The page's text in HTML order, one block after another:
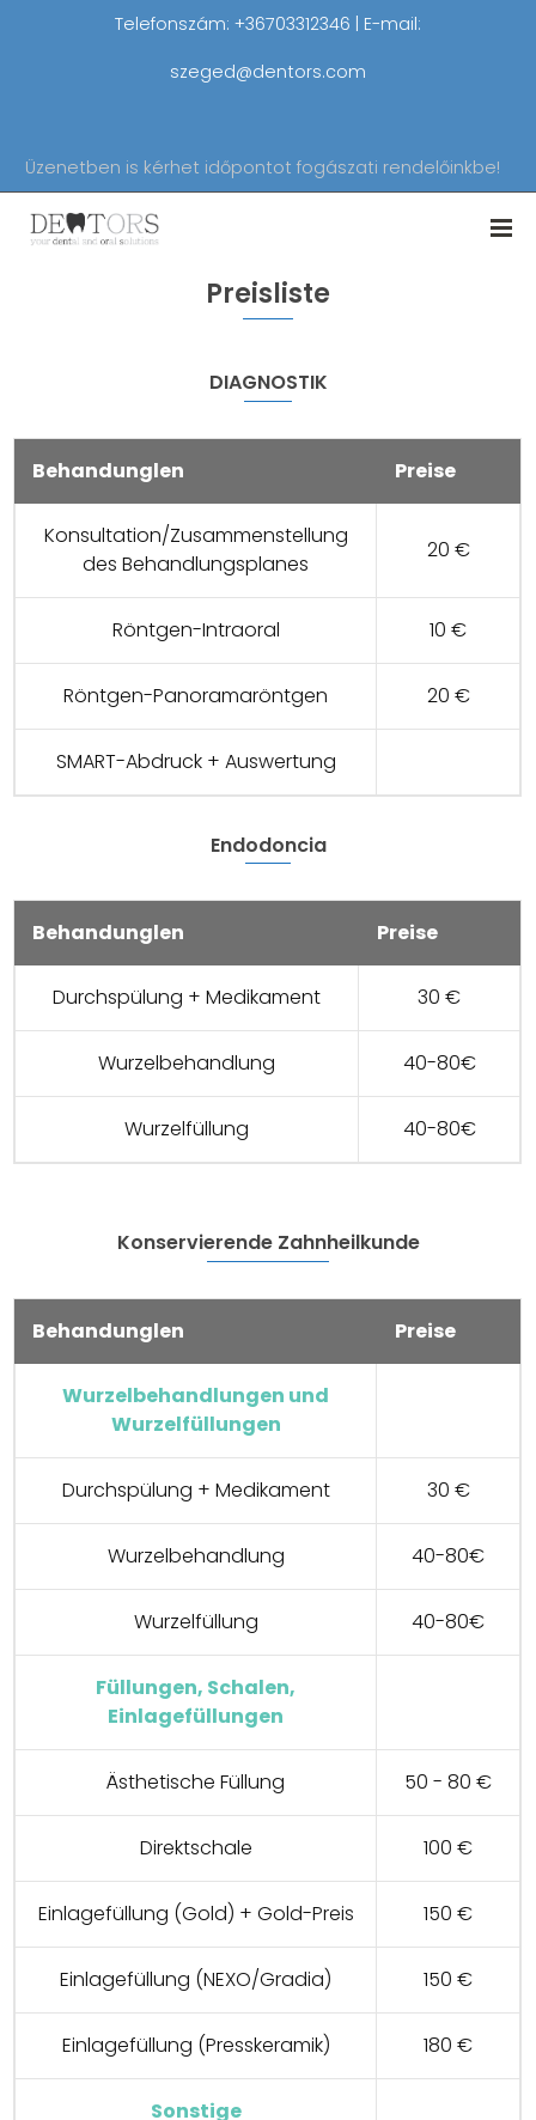
Telefonszám: +36703312346 | E-mail:
szeged@dentors.com
Üzenetben is kérhet időpontot fogászati rendelőinkbe!
Preisliste
DIAGNOSTIK
Behandunglen Preise
Konsultation/Zusammenstellung
des Behandlungsplanes
20 €
Röntgen-Intraoral 10 €
Röntgen-Panoramaröntgen 20 €
SMART-Abdruck + Auswertung
Endodoncia
Behandunglen Preise
Durchspülung + Medikament 30 €
Wurzelbehandlung 40-80€
Wurzelfüllung 40-80€
Konservierende Zahnheilkunde
Behandunglen Preise
Wurzelbehandlungen und
Wurzelfüllungen
Durchspülung + Medikament 30 €
Wurzelbehandlung 40-80€
Wurzelfüllung 40-80€
Füllungen, Schalen,
Einlagefüllungen
Ästhetische Füllung 50 - 80 €
Direktschale 100 €
Einlagefüllung (Gold) + Gold-Preis 150 €
Einlagefüllung (NEXO/Gradia) 150 €
Einlagefüllung (Presskeramik) 180 €
Sonstige